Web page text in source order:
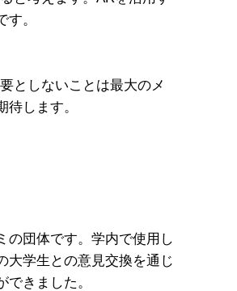
。
としないことは最大のメ
します。
の団体です。学内で使用し
大学生との意見交換を通じ
きました。